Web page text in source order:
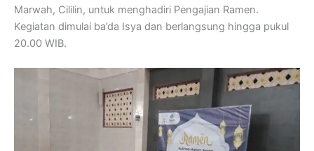
Marwah, Cililin, untuk menghadiri Pengajian Ramen.
Kegiatan dimulai ba’da Isya dan berlangsung hingga pukul
20.00 WIB.